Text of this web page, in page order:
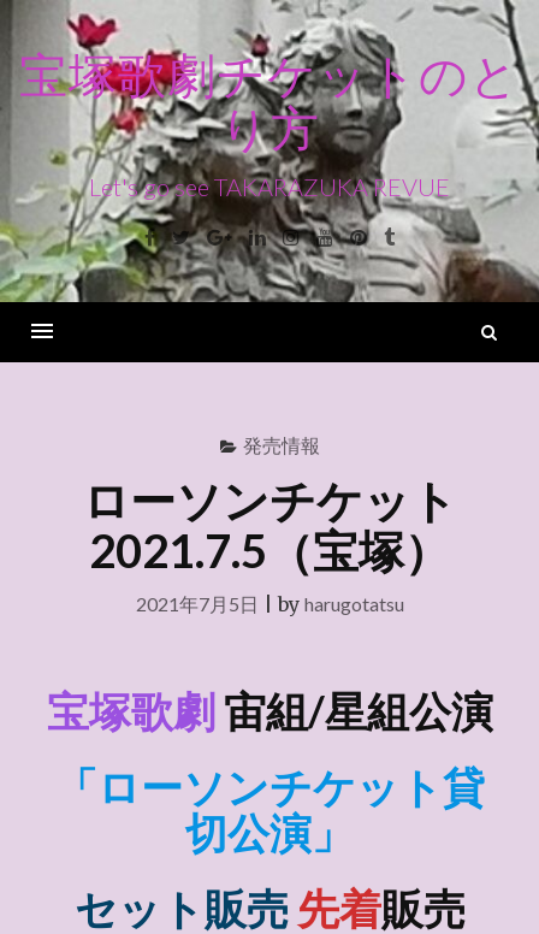
ン
ス
キ
ッ
宝塚歌劇チケットのと
り方
Let's go see TAKARAZUKA REVUE
Facebook
TwitterGoogle+LinkedinInstagram
YoutubePinterest
Tumblr
発売情報
ローソンチケット
2021.7.5（宝塚）
2021年7月5日 |by harugotatsu
宝塚歌劇 宙組/星組公演
「ローソンチケット貸
切公演」
セット販売 先着販売